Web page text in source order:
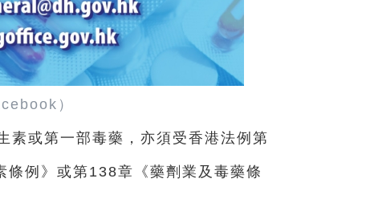
）
素或第一部毒藥，亦須受香港法例第
例》或第138章《藥劑業及毒藥條